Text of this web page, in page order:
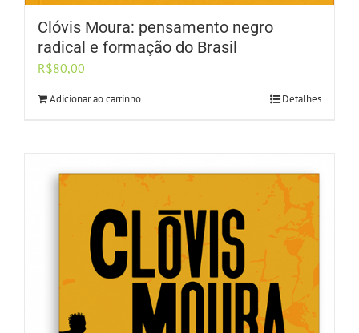
Clóvis Moura: pensamento negro
radical e formação do Brasil
R$80,00
Adicionar ao carrinho Detalhes